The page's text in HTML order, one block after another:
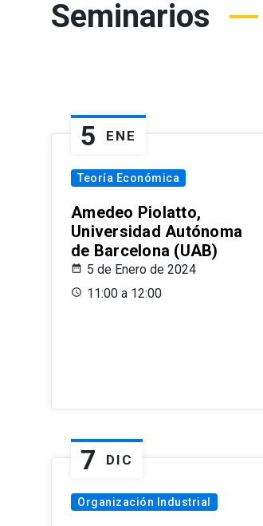
Seminarios
5 ENE
Teoría Económica
Amedeo Piolatto,
Universidad Autónoma
de Barcelona (UAB)
5 de Enero de 2024
11:00 a 12:00
7 DIC
Organización Industrial